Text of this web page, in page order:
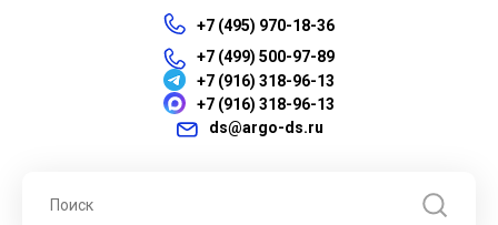
+7 (495) 970-18-36
+7 (499) 500-97-89
+7 (916) 318-96-13
+7 (916) 318-96-13
ds@argo-ds.ru